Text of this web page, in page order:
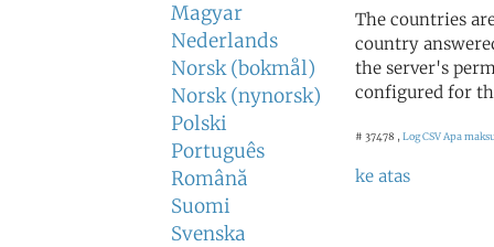
Magyar
Nederlands
Norsk (bokmål)
Norsk (nynorsk)
Polski
Português
Română
Suomi
Svenska
The countries
country
the server's
configured for
# 37478 , Log CSVApa
ke atas